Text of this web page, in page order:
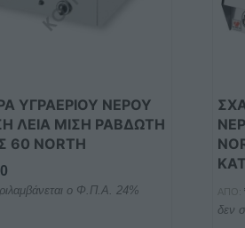
ΥΓΡΑΕΡΙΟΥ ΝΕΡΟΥ
ΛΕΙΑ ΜΙΣΗ ΡΑΒΔΩΤΗ
60 NORTH
ο Φ.Π.Α. 24% ΑΠΌ:
δεν